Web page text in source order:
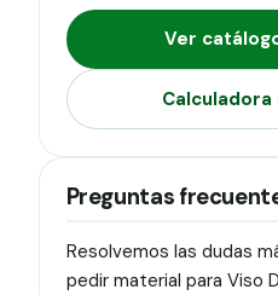
Ver
Calculadora
Preguntas
Resolvemos las dudas
pedir material para Viso